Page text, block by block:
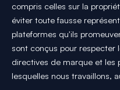
compris celles sur la
éviter toute fausse
plateformes qu'ils
sont conçus pour respecter
directives de marque et les
lesquelles nous travaillons,